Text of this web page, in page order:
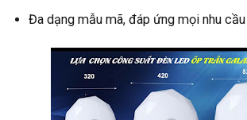
Đa dạng mẫu mã, đáp ứng mọi nhu